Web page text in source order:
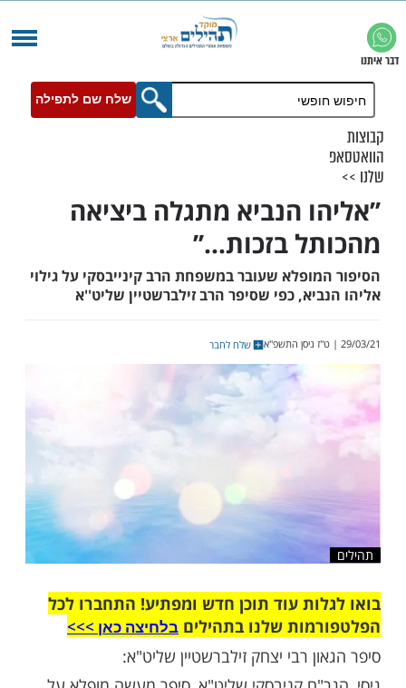
שלח שם לתפילה
הנביא מתגלה ביציאה
בזכות...’’
שעובר במשפחת הרב קינייבסקי על גילוי
כפי שסיפר הרב זילברשטיין שליט''א
שלח לחבר